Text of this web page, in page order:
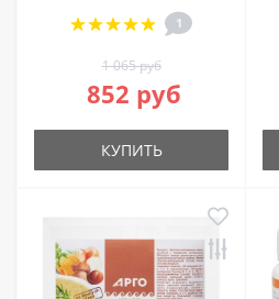
1
1 065 руб
852 руб
КУПИТЬ